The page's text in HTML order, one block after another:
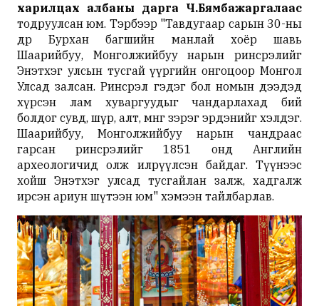
харилцах албаны дарга Ч.Бямбажаргалаас
тодруулсан юм. Тэрбээр "Тавдугаар сарын 30-ны
өдөр Бурхан багшийн манлай хоёр шавь
Шаарийбуу, Монголжийбуу нарын ринсрэлийг
Энэтхэг улсын тусгай үүргийн онгоцоор Монгол
Улсад залсан. Ринсрэл гэдэг бол номын дээдэд
хүрсэн лам хуваргуудыг чандарлахад бий
болдог сувд, шүр, алт, мөнгө зэрэг эрдэнийг хэлдэг.
Шаарийбуу, Монголжийбуу нарын чандраас
гарсан ринсрэлийг 1851 онд Английн
археологичид олж илрүүлсэн байдаг. Түүнээс
хойш Энэтхэг улсад тусгайлан залж, хадгалж
ирсэн ариун шүтээн юм" хэмээн тайлбарлав.